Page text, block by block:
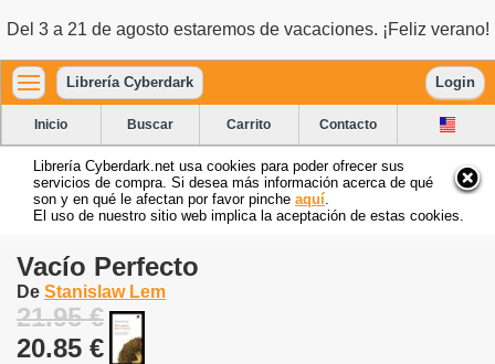
Del 3 a 21 de agosto estaremos de vacaciones. ¡Feliz verano!
Librería Cyberdark Login
Inicio Buscar Carrito Contacto
Librería Cyberdark.net usa cookies para poder ofrecer sus
servicios de compra. Si desea más información acerca de qué
son y en qué le afectan por favor pinche aquí
El uso de nuestro sitio web implica la aceptación de estas cookies.
Vacío Perfecto
De Stanislaw Lem
21.95 €
20.85 €